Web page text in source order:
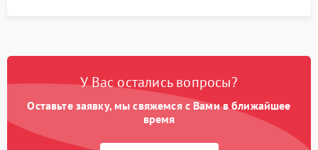
У Вас остались вопросы?
Оставьте заявку, мы свяжемся с Вами в ближайшее
время